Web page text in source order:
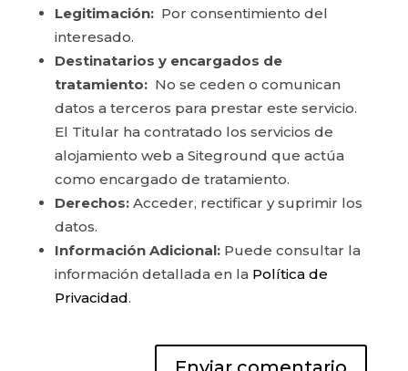
Legitimación:Por consentimiento del
interesado.
Destinatarios y encargados de
tratamiento:No se ceden o comunican
datos a terceros para prestar este servicio.
El Titular ha contratado los servicios de
alojamiento web a Siteground que actúa
como encargado de tratamiento.
Derechos:Acceder, rectificar y suprimir los
datos.
Información Adicional:Puede consultar la
información detallada en la Política de
Privacidad.